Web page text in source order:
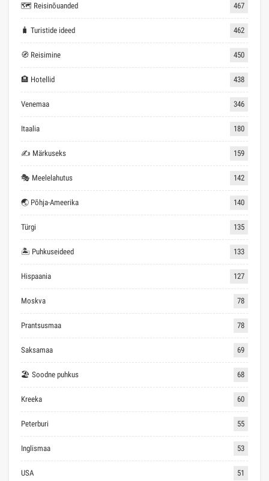
🗺 Reisinõuanded 467
🧳 Turistide ideed 462
🧭 Reisimine 450
🏨 Hotellid 438
Venemaa 346
Itaalia 180
✍ Märkuseks 159
🎭 Meelelahutus 142
🌏 Põhja-Ameerika 140
Türgi 135
🏝 Puhkuseideed 133
Hispaania 127
Moskva 78
Prantsusmaa 78
Saksamaa 69
🏖 Soodne puhkus 68
Kreeka 60
Peterburi 55
Inglismaa 53
USA 51